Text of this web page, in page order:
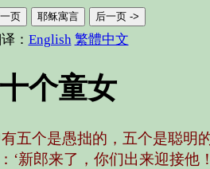
页 耶稣寓言 后一页 ->
： English 繁體中文
十个童女
五个是愚拙的，五个是聪
新郎来了，你们出来迎接他